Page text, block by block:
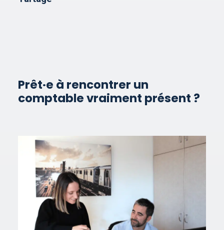
Prêt·e à rencontrer un
comptable vraiment présent ?